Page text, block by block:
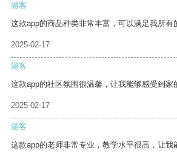
游客
这款app的商品种类非常丰富，可以满足我所有
2025-02-17
游客
这款app的社区氛围很温馨，让我能够感受到家
2025-02-17
游客
这款app的老师非常专业，教学水平很高，让我